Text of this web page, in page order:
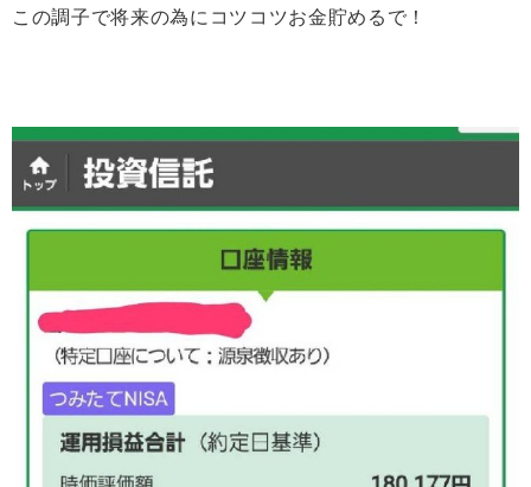
この調子で将来の為にコツコツお金貯めるで！